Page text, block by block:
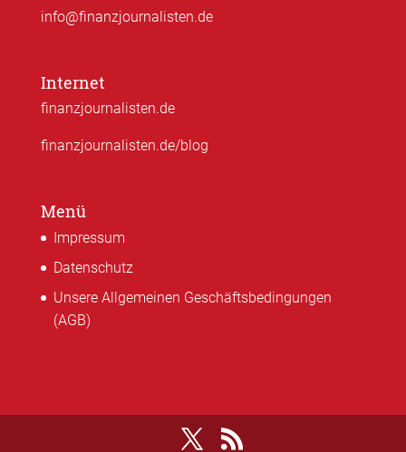
info@finanzjournalisten.de
Internet
finanzjournalisten.de
finanzjournalisten.de/blog
Menü
Impressum
Datenschutz
Unsere Allgemeinen Geschäftsbedingungen
(AGB)